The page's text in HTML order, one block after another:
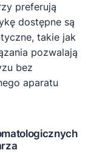
preferują
dostępne są
takie jak
pozwalają
bez
aparatu